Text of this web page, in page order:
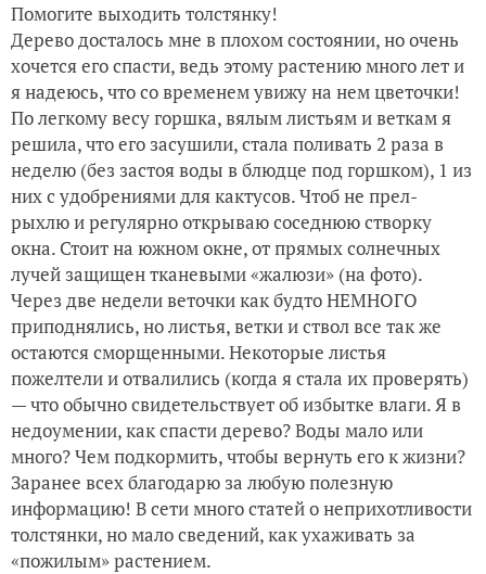
Помогите выходить толстянку!
Дерево досталось мне в плохом состоянии, но очень
хочется его спасти, ведь этому растению много лет и
я надеюсь, что со временем увижу на нем цветочки!
По легкому весу горшка, вялым листьям и веткам я
решила, что его засушили, стала поливать 2 раза в
неделю (без застоя воды в блюдце под горшком), 1 из
них с удобрениями для кактусов. Чтоб не прел-
рыхлю и регулярно открываю соседнюю створку
окна. Стоит на южном окне, от прямых солнечных
лучей защищен тканевыми «жалюзи» (на фото).
Через две недели веточки как будто НЕМНОГО
приподнялись, но листья, ветки и ствол все так же
остаются сморщенными. Некоторые листья
пожелтели и отвалились (когда я стала их проверять)
— что обычно свидетельствует об избытке влаги. Я в
недоумении, как спасти дерево? Воды мало или
много? Чем подкормить, чтобы вернуть его к жизни?
Заранее всех благодарю за любую полезную
информацию! В сети много статей о неприхотливости
толстянки, но мало сведений, как ухаживать за
«пожилым» растением.